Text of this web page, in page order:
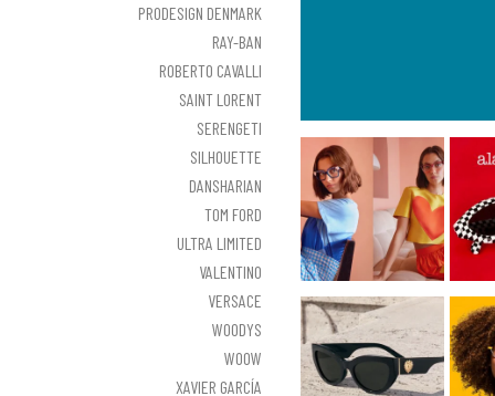
PRODESIGN DENMARK
RAY-BAN
ROBERTO CAVALLI
SAINT LORENT
SERENGETI
SILHOUETTE
DANSHARIAN
TOM FORD
ULTRA LIMITED
VALENTINO
VERSACE
WOODYS
WOOW
XAVIER GARCÍA